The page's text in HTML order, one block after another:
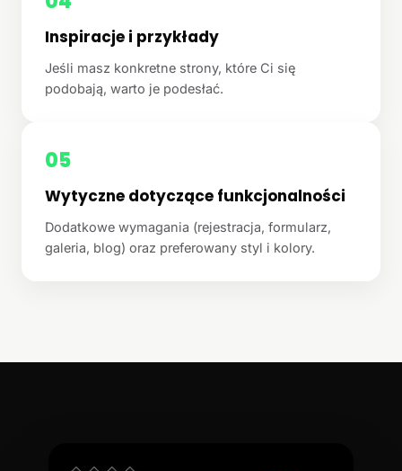
Inspiracje i przykłady
Jeśli masz konkretne strony, które Ci się
podobają, warto je podesłać.
05
Wytyczne dotyczące funkcjonalności
Dodatkowe wymagania (rejestracja, formularz,
galeria, blog) oraz preferowany styl i kolory.